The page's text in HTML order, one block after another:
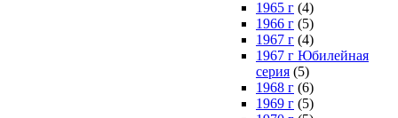
1965 г (4)
1966 г (5)
1967 г (4)
1967 г Юбилейная
серия (5)
1968 г (6)
1969 г (5)